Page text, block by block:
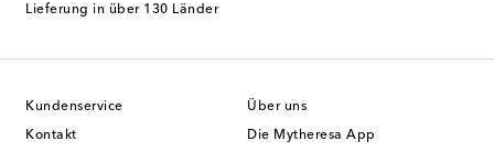
Lieferung in über 130 Länder
Kundenservice
Kontakt
Über uns
Die Mytheresa App